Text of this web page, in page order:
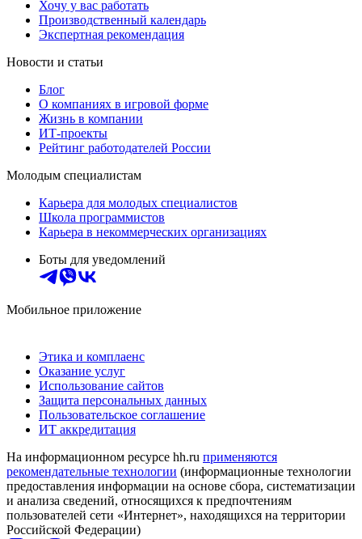
Хочу у вас работать
Производственный календарь
Экспертная рекомендация
Новости и статьи
Блог
О компаниях в игровой форме
Жизнь в компании
ИТ-проекты
Рейтинг работодателей России
Молодым специалистам
Карьера для молодых специалистов
Школа программистов
Карьера в некоммерческих организациях
Боты для уведомлений
Мобильное приложение
Этика и комплаенс
Оказание услуг
Использование сайтов
Защита персональных данных
Пользовательское соглашение
ИТ аккредитация
На информационном ресурсе hh.ru применяются
рекомендательные технологии (информационные технологии
предоставления информации на основе сбора, систематизации
и анализа сведений, относящихся к предпочтениям
пользователей сети «Интернет», находящихся на территории
Российской Федерации)